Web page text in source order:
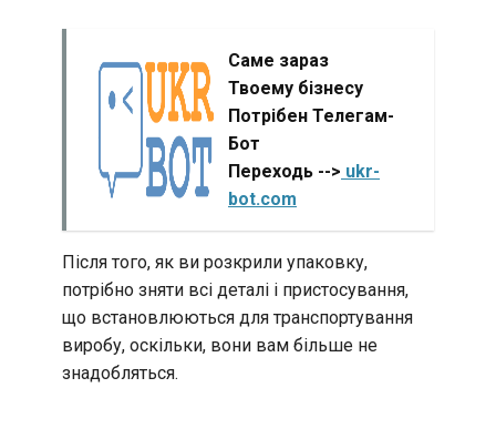
Саме зараз
Твоему бізнесу
Потрібен Телегам-
Бот
Переходь --> ukr-
bot.com
Після того, як ви розкрили упаковку,
потрібно зняти всі деталі і пристосування,
що встановлюються для транспортування
виробу, оскільки, вони вам більше не
знадобляться.